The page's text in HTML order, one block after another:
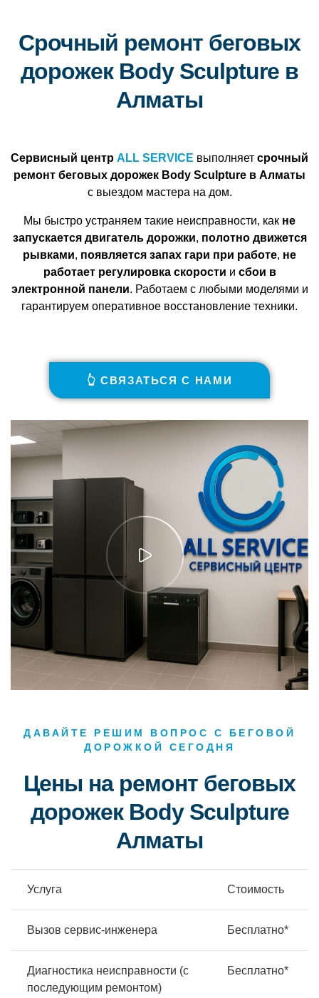
Срочный ремонт беговых
дорожек Body Sculpture в
Алматы
Сервисный центр ALL SERVICE выполняет срочный
ремонт беговых дорожек Body Sculpture в Алматы
с выездом мастера на дом.
Мы быстро устраняем такие неисправности, как не
запускается двигатель дорожки, полотно движется
рывками, появляется запах гари при работе, не
работает регулировка скорости и сбои в
электронной панели. Работаем с любыми моделями и
гарантируем оперативное восстановление техники.
👆 СВЯЗАТЬСЯ С НАМИ
ДАВАЙТЕ РЕШИМ ВОПРОС С БЕГОВОЙ
ДОРОЖКОЙ СЕГОДНЯ
Цены на ремонт беговых
дорожек Body Sculpture
Алматы
Услуга Стоимость
Вызов сервис-инженера Бесплатно*
Диагностика неисправности (с
последующим ремонтом)
Бесплатно*